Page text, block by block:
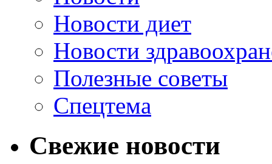
Новости диет
Новости
Полезные советы
Спецтема
Свежие новости